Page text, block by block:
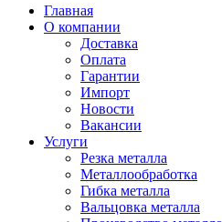
Главная
О компании
Доставка
Оплата
Гарантии
Импорт
Новости
Вакансии
Услуги
Резка металла
Металлообработка
Гибка металла
Вальцовка металла